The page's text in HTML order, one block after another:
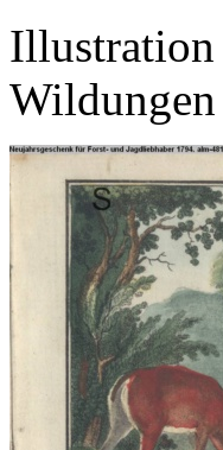
Wildungen